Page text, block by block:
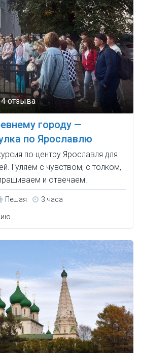
4 отзыва
городу —
по Ярославлю
по центру Ярославля для
Гуляем с чувством, с толком,
и отвечаем.
Пешая 3 часа